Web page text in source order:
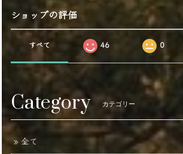
ショップの評価
すべて 46 0
Category カテゴリー
全て